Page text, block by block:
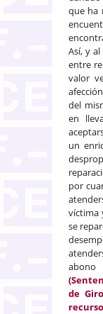
que ha
Así, y
entre
valor
del
en
un
por
víctima
se
de